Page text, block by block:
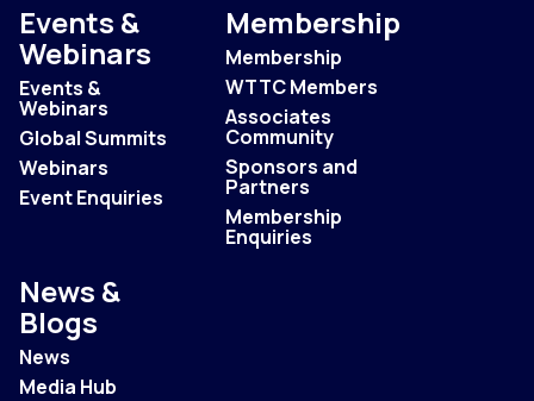
Events &
Webinars
Events &
Webinars
Global Summits
Webinars
Event Enquiries
Membership
Membership
WTTC Members
Associates
Community
Sponsors and
Partners
Membership
Enquiries
News &
Blogs
News
Media Hub